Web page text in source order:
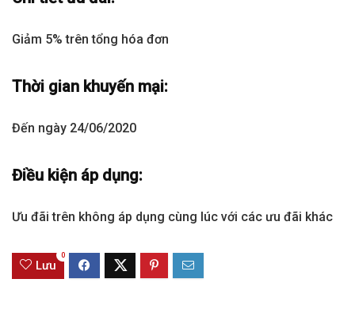
Giảm 5% trên tổng hóa đơn
Thời gian khuyến mại:
Đến ngày 24/06/2020
Điều kiện áp dụng:
Ưu đãi trên không áp dụng cùng lúc với các ưu đãi khác
Lưu
0